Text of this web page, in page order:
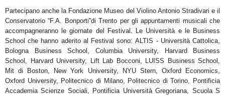
Partecipano anche la Fondazione Museo del Violino Antonio Stradivari e il
Conservatorio “F.A. Bonporti”di Trento per gli appuntamenti musicali che
accompagneranno le giornate del Festival.
Le Università e le Business
School che hanno aderito al Festival sono: ALTIS - Università Cattolica,
Bologna
Business School, Columbia University, Harvard Business
School, Harvard University, Lift Lab Bocconi, LUISS
Business School,
Mit di Boston, New York University, NYU Stern, Oxford Economics,
Oxford University,
Politecnico di Milano, Politecnico di Torino, Pontificia
Accademia Scienze Sociali, Pontificia UniversitàGregoriana, Scuola S